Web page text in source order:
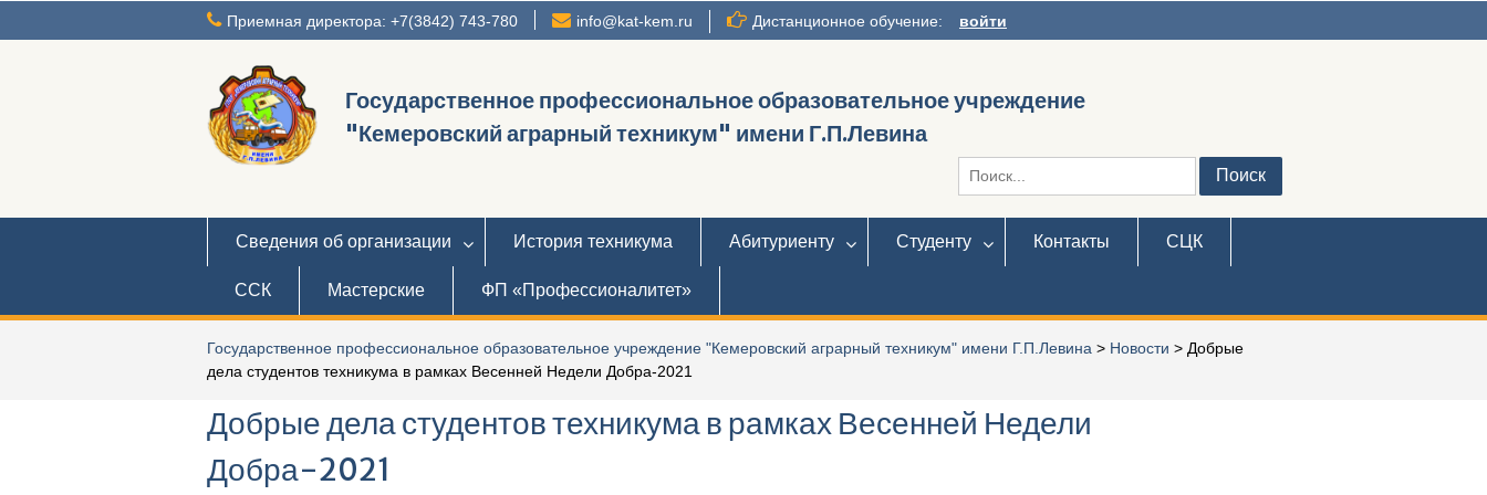
Приемная директора: +7(3842) 743-780 info@kat-kem.ru Дистанционное обучение: войти
Государственное профессиональное образовательное учреждение
"Кемеровский аграрный техникум" имени Г.П.Левина
Искать:
Сведения об организации История техникума Абитуриенту Студенту Контакты СЦК
ССК Мастерские ФП «Профессионалитет»
Государственное профессиональное образовательное учреждение "Кемеровский аграрный техникум" имени Г.П.Левина > Новости > Добрые
дела студентов техникума в рамках Весенней Недели Добра-2021
Добрые дела студентов техникума в рамках Весенней Недели
Добра-2021